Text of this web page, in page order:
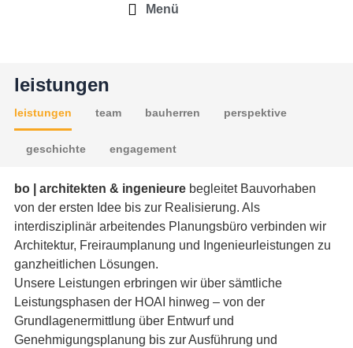
Menü
leistungen
leistungen team bauherren perspektive
geschichte engagement
bo | architekten & ingenieurebegleitet Bauvorhaben
von der ersten Idee bis zur Realisierung. Als
interdisziplinär arbeitendes Planungsbüro verbinden wir
Architektur, Freiraumplanung und Ingenieurleistungen zu
ganzheitlichen Lösungen.
Unsere Leistungen erbringen wir über sämtliche
Leistungsphasen der HOAI hinweg – von der
Grundlagenermittlung über Entwurf und
Genehmigungsplanung bis zur Ausführung und